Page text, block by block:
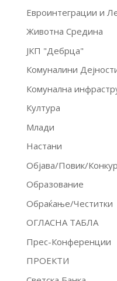
Евроинтеграции и
Животна Средина
ЈКП "Дебрца"
Комуналини
Комунална
Култура
Млади
Настани
Објава/Повик/
Образование
Обраќање/Честитки
ОГЛАСНА ТАБЛА
Прес-Конференции
ПРОЕКТИ